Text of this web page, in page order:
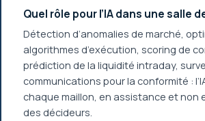
Quel rôle pour l’IA dans une salle
Détection d’anomalies de marché,
algorithmes d’exécution, scoring de
prédiction de la liquidité intraday,
communications pour la conformité :
chaque maillon, en assistance et non
des décideurs.